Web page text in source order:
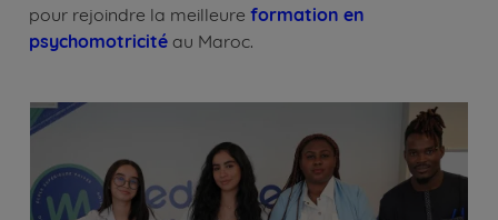
pour rejoindre la meilleure formation en
psychomotricité au Maroc.